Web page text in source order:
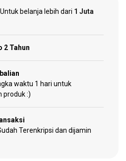
Untuk belanja lebih dari 1 Juta
2 Tahun
waktu 1 hari untuk
produk :)
Terenkripsi dan dijamin